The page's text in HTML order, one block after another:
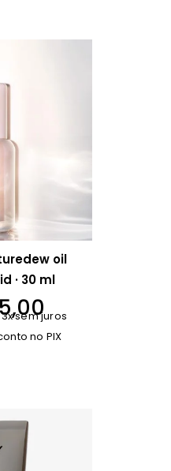
oil
· 30 ml
sem juros
no PIX